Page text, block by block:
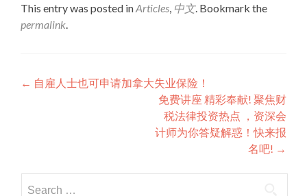
This entry was posted inArticles, 中文. Bookmark the
permalink.
Post
← 自雇人士也可申请加拿大失业保险！
免费讲座 精彩奉献! 聚焦财
税法律投资热点 ，资深会
计师为你答疑解惑！快来报
名吧! →